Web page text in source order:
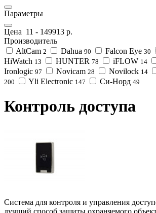
Параметры
Цена 11 - 149913 р.
Производитель
AltCam 2 Dahua 90 Falcon Eye 30
HiWatch 13 HUNTER 78 iFLOW 14
Ironlogic 97 Novicam 28 Novilock 14
200 Yli Electronic 147 Си-Норд 49
Контроль доступа
Система для контроля и управления
лучший способ защиты охраняемого